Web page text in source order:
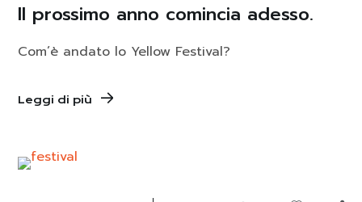
Il prossimo anno comincia adesso.
Com’è andato lo Yellow Festival?
Leggi di più